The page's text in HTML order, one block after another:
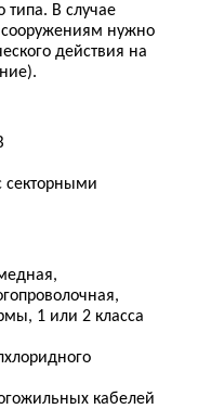
типа. В случае
нужно
действия на
секторными
1 или 2 класса
кабелей